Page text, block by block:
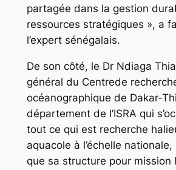
partagée dans la gestion
ressources stratégiques », a
l’expert sénégalais.
De son côté, le Dr Ndiaga
général du Centrede
océanographique de Dakar-
département de l’ISRA qui
tout ce qui est recherche
aquacole à l’échelle
que sa structure pour mission